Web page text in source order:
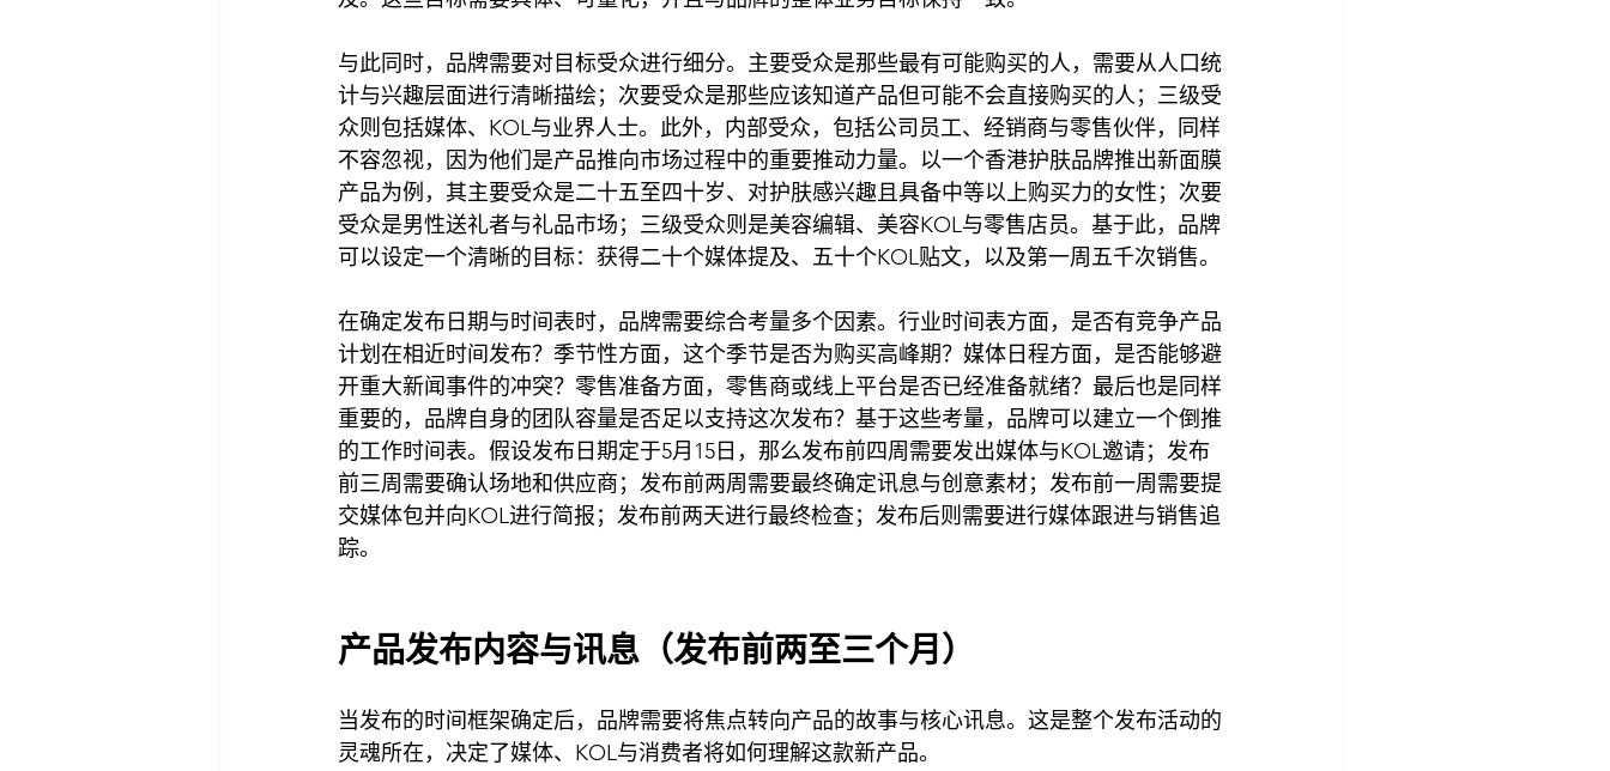
与此同时，品牌需要对目标受众进行细分。主要受众是那些最有可能购买的人，需要从人口统
计与兴趣层面进行清晰描绘；次要受众是那些应该知道产品但可能不会直接购买的人；三级受
众则包括媒体、KOL与业界人士。此外，内部受众，包括公司员工、经销商与零售伙伴，同样
不容忽视，因为他们是产品推向市场过程中的重要推动力量。以一个香港护肤品牌推出新面膜
产品为例，其主要受众是二十五至四十岁、对护肤感兴趣且具备中等以上购买力的女性；次要
受众是男性送礼者与礼品市场；三级受众则是美容编辑、美容KOL与零售店员。基于此，品牌
可以设定一个清晰的目标：获得二十个媒体提及、五十个KOL贴文，以及第一周五千次销售。
在确定发布日期与时间表时，品牌需要综合考量多个因素。行业时间表方面，是否有竞争产品
计划在相近时间发布？季节性方面，这个季节是否为购买高峰期？媒体日程方面，是否能够避
开重大新闻事件的冲突？零售准备方面，零售商或线上平台是否已经准备就绪？最后也是同样
重要的，品牌自身的团队容量是否足以支持这次发布？基于这些考量，品牌可以建立一个倒推
的工作时间表。假设发布日期定于5月15日，那么发布前四周需要发出媒体与KOL邀请；发布
前三周需要确认场地和供应商；发布前两周需要最终确定讯息与创意素材；发布前一周需要提
交媒体包并向KOL进行简报；发布前两天进行最终检查；发布后则需要进行媒体跟进与销售追
踪。
产品发布内容与讯息（发布前两至三个月）
当发布的时间框架确定后，品牌需要将焦点转向产品的故事与核心讯息。这是整个发布活动的
灵魂所在，决定了媒体、KOL与消费者将如何理解这款新产品。